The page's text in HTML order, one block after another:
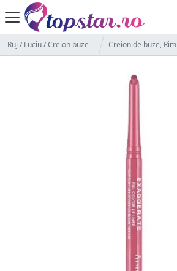
Ruj / Luciu / Creion buze Creion de buze,